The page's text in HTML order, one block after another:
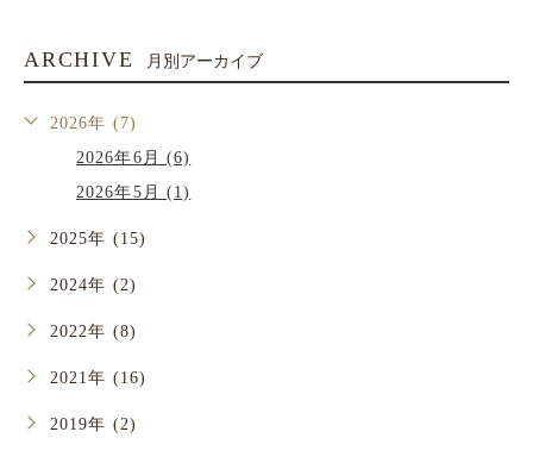
ARCHIVE 月別アーカイブ
2026年 (7)
2026年6月 (6)
2026年5月 (1)
2025年 (15)
2024年 (2)
2022年 (8)
2021年 (16)
2019年 (2)